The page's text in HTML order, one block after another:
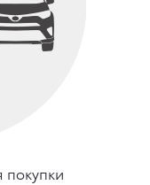
покупки